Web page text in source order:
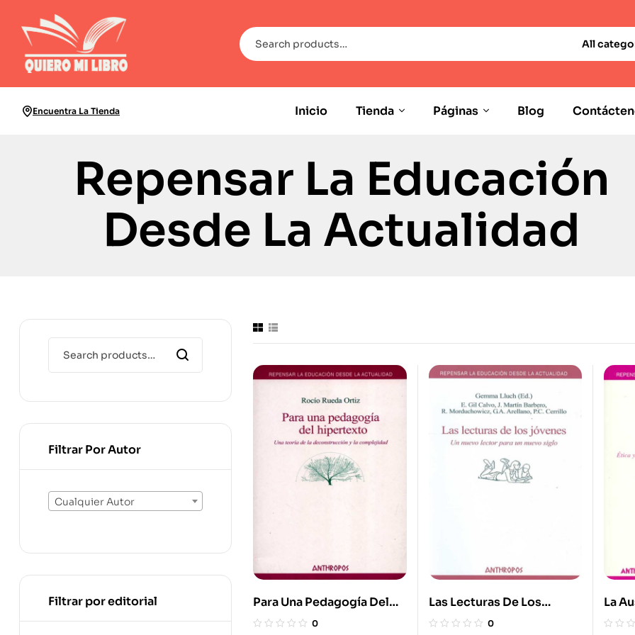
All
Encuentra La Tienda Inicio Tienda Páginas Blog
Repensar La Educación
Desde La Actualidad
Para Una Pedagogía Del
Hipertexto
0
Las Lecturas De Los
Jóvenes. Un Nuevo Lector
0
La
Filtrar Por Autor
Cualquier Autor
Filtrar por editorial